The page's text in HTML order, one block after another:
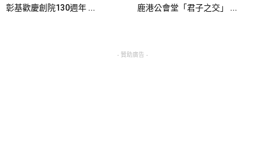
彰基歡慶創院130週年 ... 鹿港公會堂「君子之交」 ...
- 贊助廣告 -